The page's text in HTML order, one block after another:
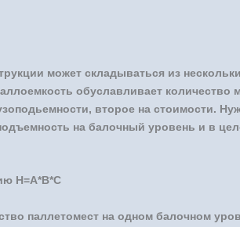
может складываться из
обуславливает количество
второе на стоимости.
на балочный уровень и в
Н=А*В*С
паллетомест на одном балочном